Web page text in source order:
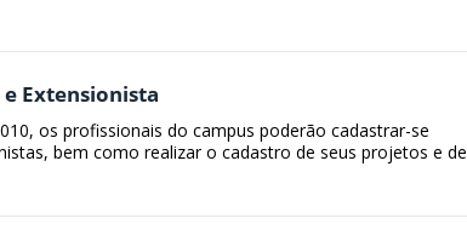
Extensionista
os profissionais do campus poderão cadastrar-se
bem como realizar o cadastro de seus projetos e de